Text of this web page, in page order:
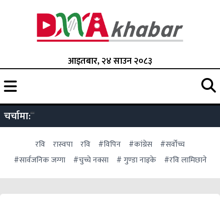
आइतबार, २४ साउन २०८३
चर्चामा:
रवि रास्वपा रवि #विपिन #कांग्रेस
#सर्वोच्च
#सार्वजनिक जग्गा
#चुच्चे नक्सा # गुण्डा नाइके #रवि लामिछाने